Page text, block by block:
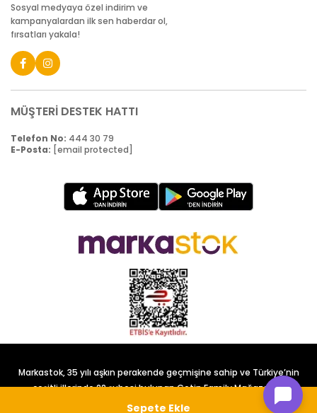
Sosyal medyaya özel indirim ve
kampanyalardan ilk sen haberdar ol,
fırsatları yakala!
MÜŞTERİ DESTEK HATTI
Telefon No: 444 30 79
E-Posta: [email protected]
Markastok, 35 yılı aşkın perakende geçmişine sahip ve Türkiye’nin
çeşitli illerinde 22 şubesi bulunan Çetin Family Mağazacılık
tarafından kurulmuştur.